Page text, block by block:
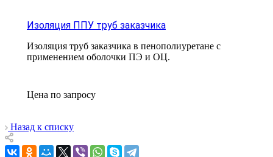
Изоляция ППУ труб заказчика
Изоляция труб заказчика в пенополиуретане с
применением оболочки ПЭ и ОЦ.
Цена по запросу
Назад к списку